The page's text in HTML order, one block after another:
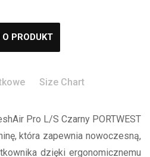
PRODUKT
Size Chart
Pro L/S Czarny PORTWEST
która zapewnia nowoczesną,
dzięki ergonomicznemu